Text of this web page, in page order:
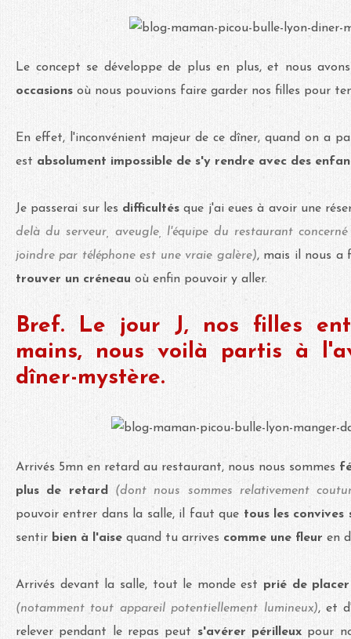
Le concept se développe de plus en plus, et nous
occasions où nous pouvions faire garder nos filles pour
En effet, l'inconvénient majeur de ce dîner, quand on a
est absolument impossible de s'y rendre avec des
Je passerai sur les difficultésque j'ai eues à avoir une
delà du serveur, aveugle, l'équipe du restaurant
joindre par téléphone est une vraie galère), mais il nous
trouver un créneau où enfin pouvoir y aller.
Bref. Le jour J, nos filles
mains, nous voilà partis à
dîner-mystère.
Arrivés 5mn en retard au restaurant, nous nous sommes
plus de retard
(dont nous sommes relativement
pouvoir entrer dans la salle, il faut que tous les convives
sentir bien à l'aise quand tu arrives comme une fleur en
Arrivés devant la salle, tout le monde est prié de
(notamment tout appareil potentiellement lumineux), et
relever pendant le repas peut s'avérer périlleux pour